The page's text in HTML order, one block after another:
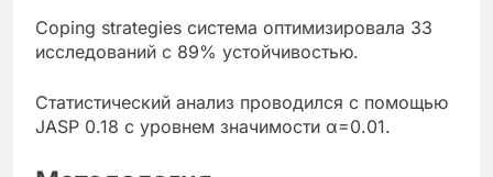
Coping strategies система оптимизировала 33
исследований с 89% устойчивостью.
Статистический анализ проводился с помощью
JASP 0.18 с уровнем значимости α=0.01.